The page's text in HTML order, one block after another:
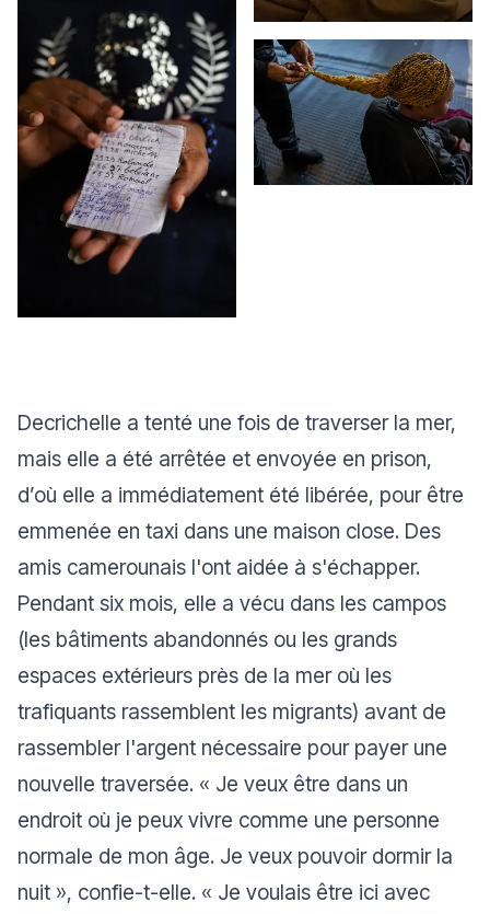
Decrichelle a tenté une fois de traverser la mer,
mais elle a été arrêtée et envoyée en prison,
d’où elle a immédiatement été libérée, pour être
emmenée en taxi dans une maison close. Des
amis camerounais l'ont aidée à s'échapper.
Pendant six mois, elle a vécu dans les campos
(les bâtiments abandonnés ou les grands
espaces extérieurs près de la mer où les
trafiquants rassemblent les migrants) avant de
rassembler l'argent nécessaire pour payer une
nouvelle traversée. « Je veux être dans un
endroit où je peux vivre comme une personne
normale de mon âge. Je veux pouvoir dormir la
nuit », confie-t-elle. « Je voulais être ici avec